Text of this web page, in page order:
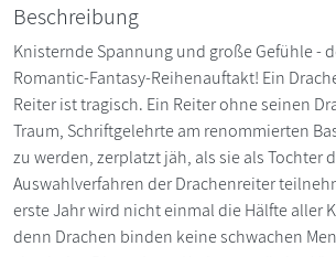
Beschreibung
Knisternde Spannung und große Gefühle -
Romantic-Fantasy-Reihenauftakt! Ein
Reiter ist tragisch. Ein Reiter ohne seinen
Traum, Schriftgelehrte am renommierten
zu werden, zerplatzt jäh, als sie als Tochter
Auswahlverfahren der Drachenreiter
erste Jahr wird nicht einmal die Hälfte aller
denn Drachen binden keine schwachen